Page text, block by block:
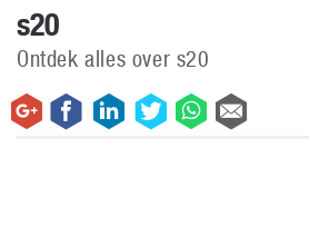
s20
Ontdek alles over s20